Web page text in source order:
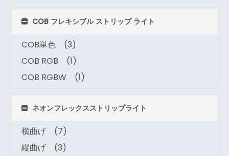
COB フレキシブル ストリップ ライト
COB単色
(3)
COB RGB
(1)
COB RGBW
(1)
ネオンフレックスストリップライト
横曲げ
(7)
縦曲げ
(3)